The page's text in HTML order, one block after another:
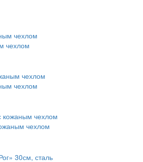
чехлом
чехлом
чехлом